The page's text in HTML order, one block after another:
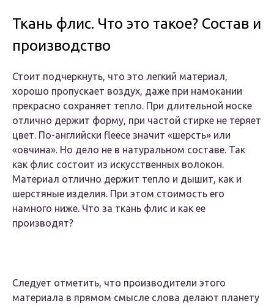
Ткань флис. Что это такое? Состав и
производство
Стоит подчеркнуть, что это легкий материал,
хорошо пропускает воздух, даже при намокании
прекрасно сохраняет тепло. При длительной носке
отлично держит форму, при частой стирке не теряет
цвет. По-английски fleece значит «шерсть» или
«овчина». Но дело не в натуральном составе. Так
как флис состоит из искусственных волокон.
Материал отлично держит тепло и дышит, как и
шерстяные изделия. При этом стоимость его
намного ниже. Что за ткань флис и как ее
производят?
Следует отметить, что производители этого
материала в прямом смысле слова делают планету